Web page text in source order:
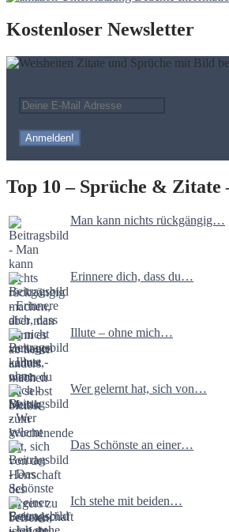
Kostenloser Newsletter
Top 10 – Sprüche & Zitate
Man kann nichts rückgängig…
Erinnere dich, dass du…
Illute – ohne mich…
Wer gelernt hat, sich von…
Das Schönste an einer…
Ich stehe mit beiden…